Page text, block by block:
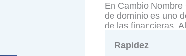
En Cambio
de dominio es uno
de las financieras.
Rapidez